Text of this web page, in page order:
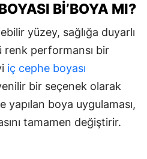
BI’BOYA MI?
yüzey, sağlığa duyarlı
performansı bir
iç cephe boyası
bir seçenek olarak
yapılan boya uygulaması,
tamamen değiştirir.